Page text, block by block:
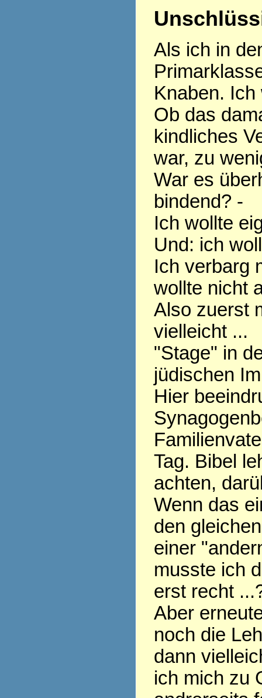
Als ich in
Knaben.
Ob das
kindliches
war, zu
War es
bindend? -
Ich wollte
Und: ich
Ich verbarg
wollte nicht
Also zuerst
vielleicht ...
"Stage" in
jüdischen
Hier
Tag. Bibel
achten,
Wenn das
den
einer
musste ich
erst recht
Aber
noch die
dann
ich mich zu